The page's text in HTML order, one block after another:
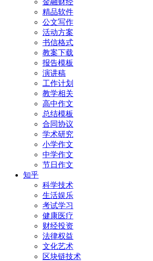
金融财经
精品软件
公文写作
活动方案
书信格式
教案下载
报告模板
演讲稿
工作计划
教学相关
高中作文
总结模板
合同协议
学术研究
小学作文
中学作文
节日作文
知乎
科学技术
生活娱乐
考试学习
健康医疗
财经投资
法律权益
文化艺术
区块链技术